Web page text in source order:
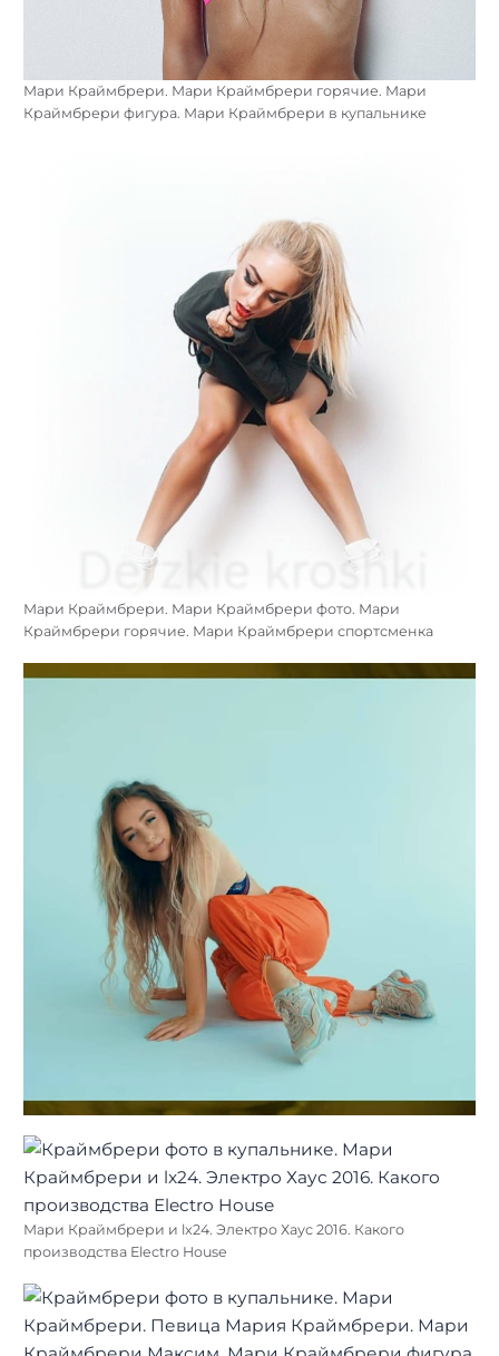
Мари Краймбрери. Мари Краймбрери горячие. Мари
Краймбрери фигура. Мари Краймбрери в купальнике
Мари Краймбрери. Мари Краймбрери фото. Мари
Краймбрери горячие. Мари Краймбрери спортсменка
Мари Краймбрери и lx24. Электро Хаус 2016. Какого
производства Electro House